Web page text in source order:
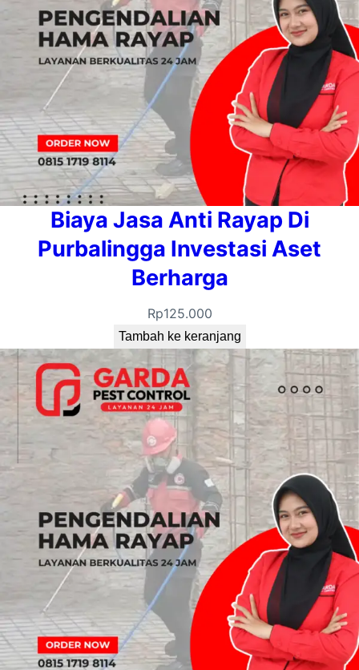
Biaya Jasa Anti Rayap Di
Purbalingga Investasi Aset
Berharga
Rp125.000
Tambah ke keranjang